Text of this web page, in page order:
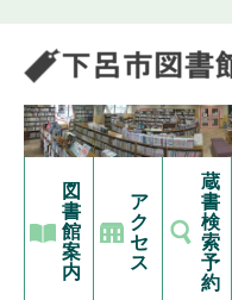
図
書
館
案
内
ア
ク
セ
ス
蔵
書
検
索
予
約